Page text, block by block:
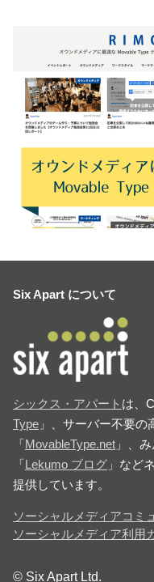
Six Apart について
シックス・アパート は、
Type 」、サーバー不要の
「 MovableType.net 」、
「
Lekumo ブログ 」など
提供しています。
ソーシャルメディアコミ
ソーシャルメディア利用
© Six Apart Ltd.